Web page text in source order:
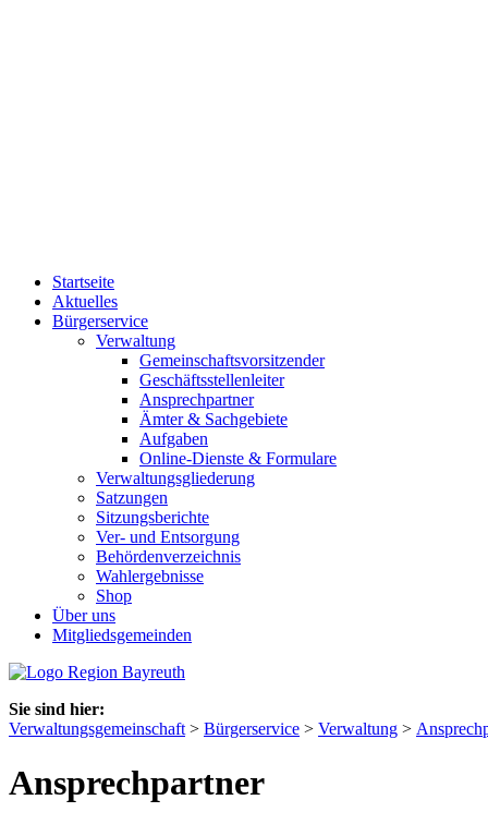
Startseite
Aktuelles
Bürgerservice
Verwaltung
Gemeinschaftsvorsitzender
Geschäftsstellenleiter
Ansprechpartner
Ämter & Sachgebiete
Aufgaben
Online-Dienste & Formulare
Verwaltungsgliederung
Satzungen
Sitzungsberichte
Ver- und Entsorgung
Behördenverzeichnis
Wahlergebnisse
Shop
Über uns
Mitgliedsgemeinden
Sie sind hier:
Verwaltungsgemeinschaft > Bürgerservice > Verwaltung >
Ansprechpartner